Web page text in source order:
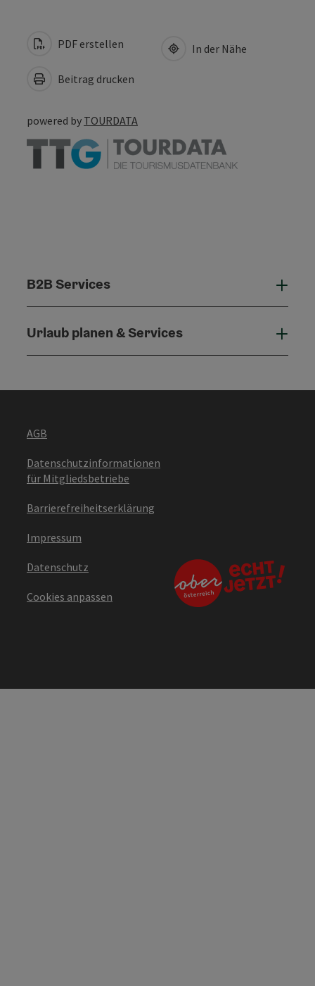
PDF erstellen
Beitrag drucken
In der Nähe
powered by TOURDATA
B2B Services
Urlaub planen & Services
AGB
Datenschutzinformationen
für Mitgliedsbetriebe
Barrierefreiheitserklärung
Impressum
Datenschutz
Cookies anpassen